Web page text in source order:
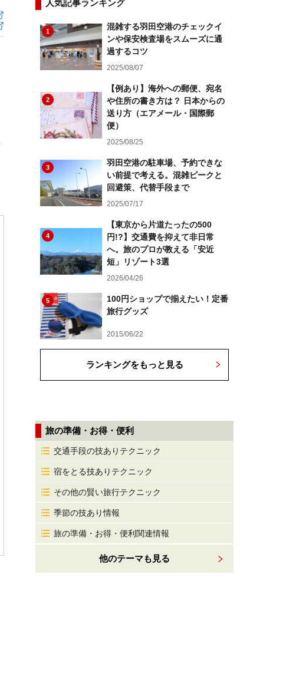
人気記事ランキング
1
混雑する羽田空港のチェックイ
ンや保安検査場をスムーズに通
過するコツ
2025/08/07
2
【例あり】海外への郵便、宛名
や住所の書き方は？ 日本からの
送り方（エアメール・国際郵
便）
2025/08/25
3
羽田空港の駐車場、予約できな
い前提で考える。混雑ピークと
回避策、代替手段まで
2025/07/17
4
【東京から片道たったの500
円!?】交通費を抑えて非日常
へ。旅のプロが教える「安近
短」リゾート3選
2026/04/26
5
100円ショップで揃えたい！定番
旅行グッズ
2015/06/22
ランキングをもっと見る
旅の準備・お得・便利
交通手段の技ありテクニック
宿をとる技ありテクニック
その他の賢い旅行テクニック
季節の技あり情報
旅の準備・お得・便利関連情報
他のテーマも見る